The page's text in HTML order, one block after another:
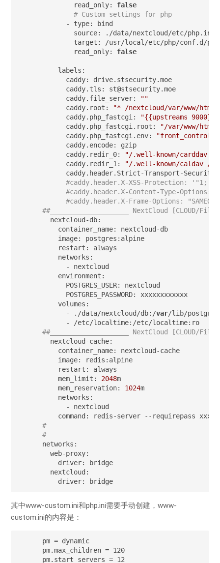
        read_only:
false
# Custom settings for php
      - type: bind
        source: ./data/nextcloud/etc/php.ini
target: /usr/local/etc/php/conf.d/
        read_only:
false
    labels:
      caddy: drive.stsecurity.moe
      caddy.tls: st@stsecurity.moe
      caddy.file_server:
""
      caddy.root:
"* /nextcloud/var/www/html"
      caddy.php_fastcgi:
"{{upstreams 9000}}"
      caddy.php_fastcgi.root:
"/var/www/html"
      caddy.php_fastcgi.env:
      caddy.encode: gzip
      caddy.redir_0:
"/.well-known/carddav /
      caddy.redir_1:
"/.well-known/caldav /
caddy.header.Strict-Transport-
#caddy.header.X-XSS-Protection: '"1;
#caddy.header.X-Content-Type-
#caddy.header.X-Frame-Options:
##____________________ NextCloud [CLOUD/
  nextcloud-db:
    container_name: nextcloud-db
    image: postgres:alpine
    restart: always
    networks:
      - nextcloud
    environment:
      POSTGRES_USER: nextcloud
      POSTGRES_PASSWORD: xxxxxxxxxxxx
    volumes:
      - ./data/nextcloud/db:/
var/lib/
      - /etc/localtime:/etc/localtime:ro
##____________________ NextCloud [CLOUD/
  nextcloud-cache:
    container_name: nextcloud-cache
    image: redis:alpine
    restart: always
    mem_limit:
2048m
    mem_reservation:
1024m
    networks:
      - nextcloud
#
#
networks:
  web-proxy:
    driver: bridge
  nextcloud:
    driver: bridge
其中www-custom.ini和php.ini需要手动创建，www-
custom.ini的内容是：
pm = dynamic
pm.max_children = 120
pm.start_servers = 12